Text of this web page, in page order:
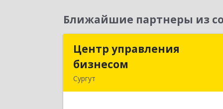
Ближайшие партнеры из
Центр управления
бизнесом
Сургут
Центр управления